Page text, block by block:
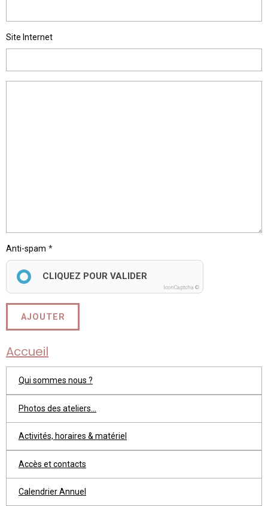
Site Internet
Anti-spam
CLIQUEZ POUR VALIDER
IconCaptcha ©
AJOUTER
Accueil
Qui sommes nous ?
Photos des ateliers...
Activités, horaires & matériel
Accès et contacts
Calendrier Annuel